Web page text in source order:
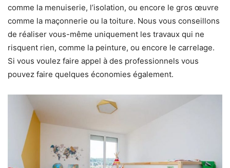
comme la menuiserie, l’isolation, ou encore le gros œuvre
comme la maçonnerie ou la toiture. Nous vous conseillons
de réaliser vous-même uniquement les travaux qui ne
risquent rien, comme la peinture, ou encore le carrelage.
Si vous voulez faire appel à des professionnels vous
pouvez faire quelques économies également.